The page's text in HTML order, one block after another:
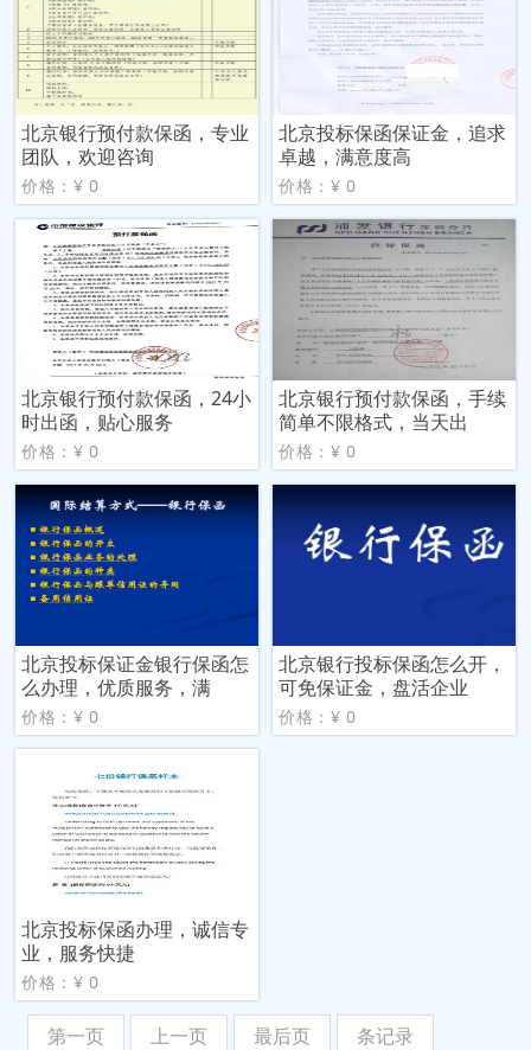
北京银行预付款保函，专业
团队，欢迎咨询
价格：¥ 0
北京投标保函保证金，追求
卓越，满意度高
价格：¥ 0
北京银行预付款保函，24小
时出函，贴心服务
价格：¥ 0
北京银行预付款保函，手续
简单不限格式，当天出
价格：¥ 0
北京投标保证金银行保函怎
么办理，优质服务，满
价格：¥ 0
北京银行投标保函怎么开，
可免保证金，盘活企业
价格：¥ 0
北京投标保函办理，诚信专
业，服务快捷
价格：¥ 0
第一页 上一页 最后页 条记录